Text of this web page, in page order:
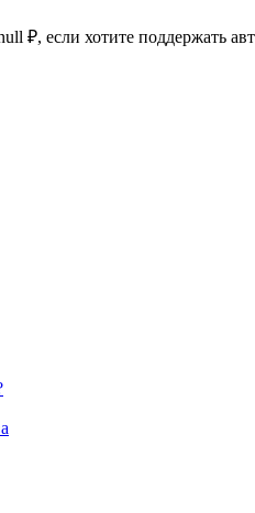
₽, если хотите поддержать